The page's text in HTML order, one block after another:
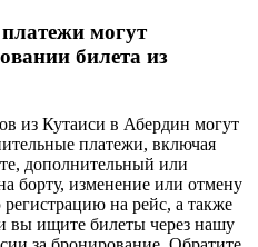
могут
билета из
из Кутаиси в Абердин могут
платежи, включая
дополнительный или
борту, изменение или отмену
на рейс, а также
вы ищите билеты через нашу